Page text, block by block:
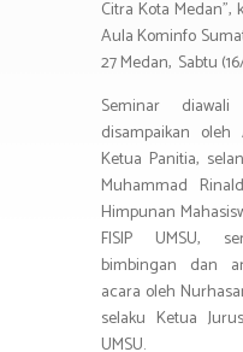
Citra Kota
Aula Kominfo
27 Medan, Sabtu
Seminar
disampaikan
Ketua Panitia,
Muhammad
Himpunan
FISIP UMSU,
bimbingan dan
acara oleh
selaku Ketua
UMSU.